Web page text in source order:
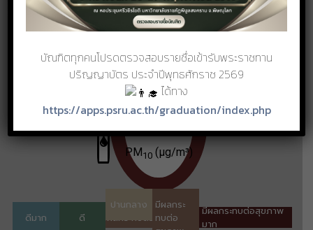
บัณฑิตทุกคนโปรดตรวจสอบรายชื่อเข้ารับพระราชทาน
ปริญญาบัตร ประจำปีพุทธศักราช 2569
ได้ทาง
https://apps.psru.ac.th/graduation/index.php